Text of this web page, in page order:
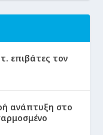
επιβάτες τον
ανάπτυξη στο